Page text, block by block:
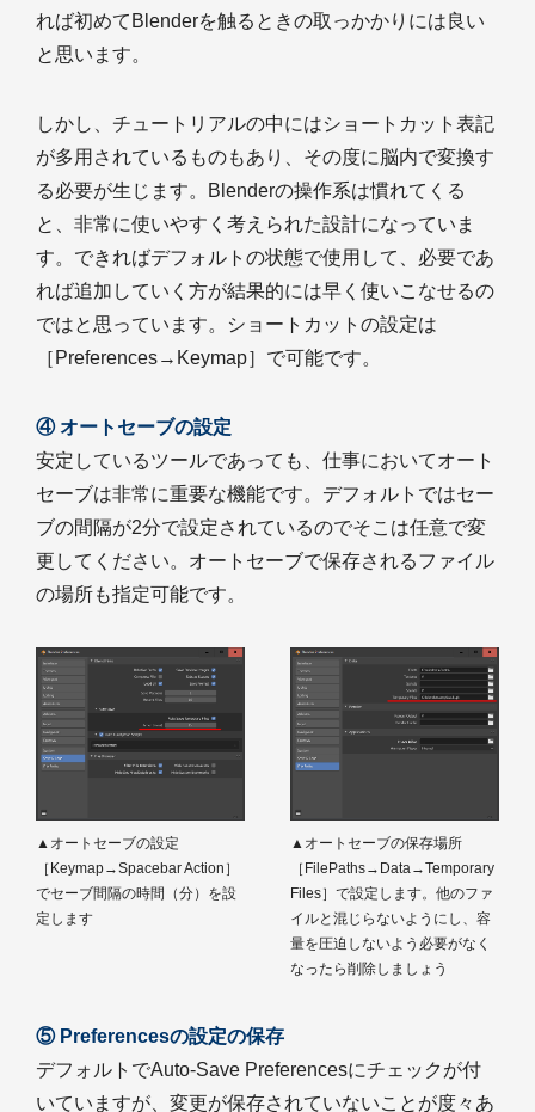
れば初めてBlenderを触るときの取っかかりには良い
と思います。
しかし、チュートリアルの中にはショートカット表記
が多用されているものもあり、その度に脳内で変換す
る必要が生じます。Blenderの操作系は慣れてくる
と、非常に使いやすく考えられた設計になっていま
す。できればデフォルトの状態で使用して、必要であ
れば追加していく方が結果的には早く使いこなせるの
ではと思っています。ショートカットの設定は
［Preferences→Keymap］で可能です。
④ オートセーブの設定
安定しているツールであっても、仕事においてオート
セーブは非常に重要な機能です。デフォルトではセー
ブの間隔が2分で設定されているのでそこは任意で変
更してください。オートセーブで保存されるファイル
の場所も指定可能です。
▲オートセーブの設定
［Keymap→Spacebar Action］
でセーブ間隔の時間（分）を設
定します
▲オートセーブの保存場所
［FilePaths→Data→Temporary
Files］で設定します。他のファ
イルと混じらないようにし、容
量を圧迫しないよう必要がなく
なったら削除しましょう
⑤ Preferencesの設定の保存
デフォルトでAuto-Save Preferencesにチェックが付
いていますが、変更が保存されていないことが度々あ